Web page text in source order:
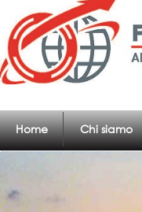
Home Chi siamo